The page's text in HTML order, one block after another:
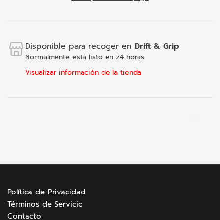
Disponible para recoger en Drift & Grip
Normalmente está listo en 24 horas
Visualizar información de la tienda
Política de Privacidad
Términos de Servicio
Contacto